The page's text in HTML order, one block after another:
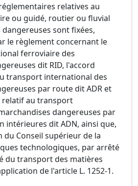
relatives au
ou guidé, routier ou fluvial
sont fixées,
le règlement concernant le
ferroviaire des
dit RID, l'accord
transport international des
par route dit ADR et
relatif au transport
dangereuses par
intérieures dit ADN, ainsi que,
Conseil supérieur de la
technologiques, par arrêté
du transport des matières
de l'article L. 1252-1.